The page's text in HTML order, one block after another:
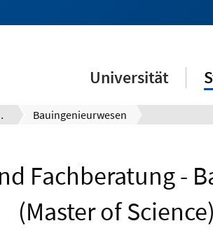
Universität
Bauingenieurwesen
Fachberatung -
(Master of Science)